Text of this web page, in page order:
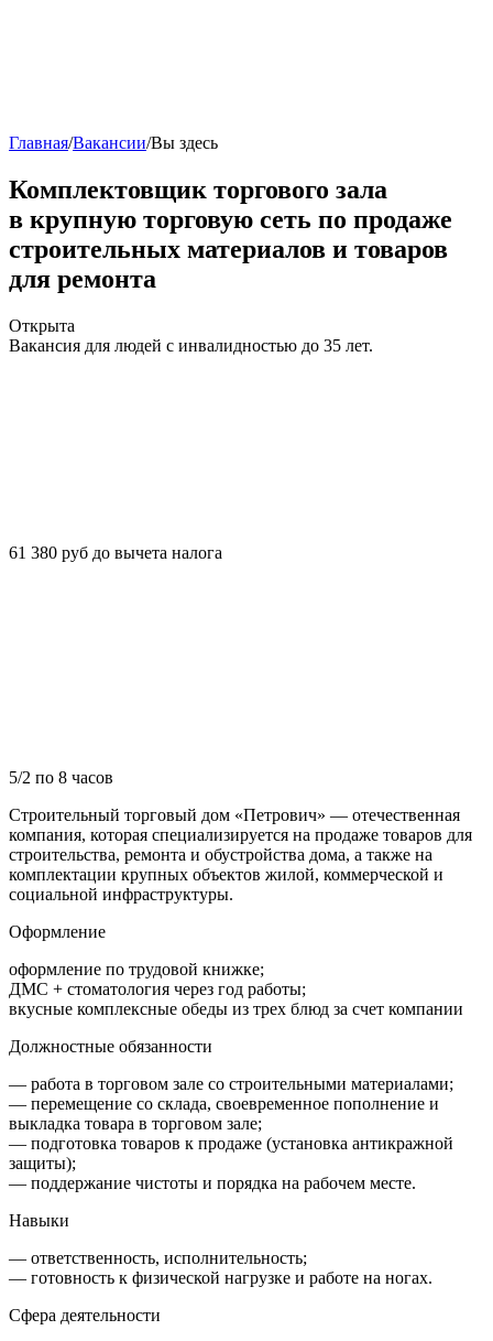
Главная/Вакансии/Вы здесь
Комплектовщик торгового зала
в крупную торговую сеть по продаже
строительных материалов и товаров
для ремонта
Открыта
Вакансия для людей с инвалидностью до 35 лет.
61 380 руб до вычета налога
5/2 по 8 часов
Строительный торговый дом «Петрович» — отечественная
компания, которая специализируется на продаже товаров для
строительства, ремонта и обустройства дома, а также на
комплектации крупных объектов жилой, коммерческой и
социальной инфраструктуры.
Оформление
оформление по трудовой книжке;
ДМС + стоматология через год работы;
вкусные комплексные обеды из трех блюд за счет компании
Должностные обязанности
— работа в торговом зале со строительными материалами;
— перемещение со склада, своевременное пополнение и
выкладка товара в торговом зале;
— подготовка товаров к продаже (установка антикражной
защиты);
— поддержание чистоты и порядка на рабочем месте.
Навыки
— ответственность, исполнительность;
— готовность к физической нагрузке и работе на ногах.
Сфера деятельности